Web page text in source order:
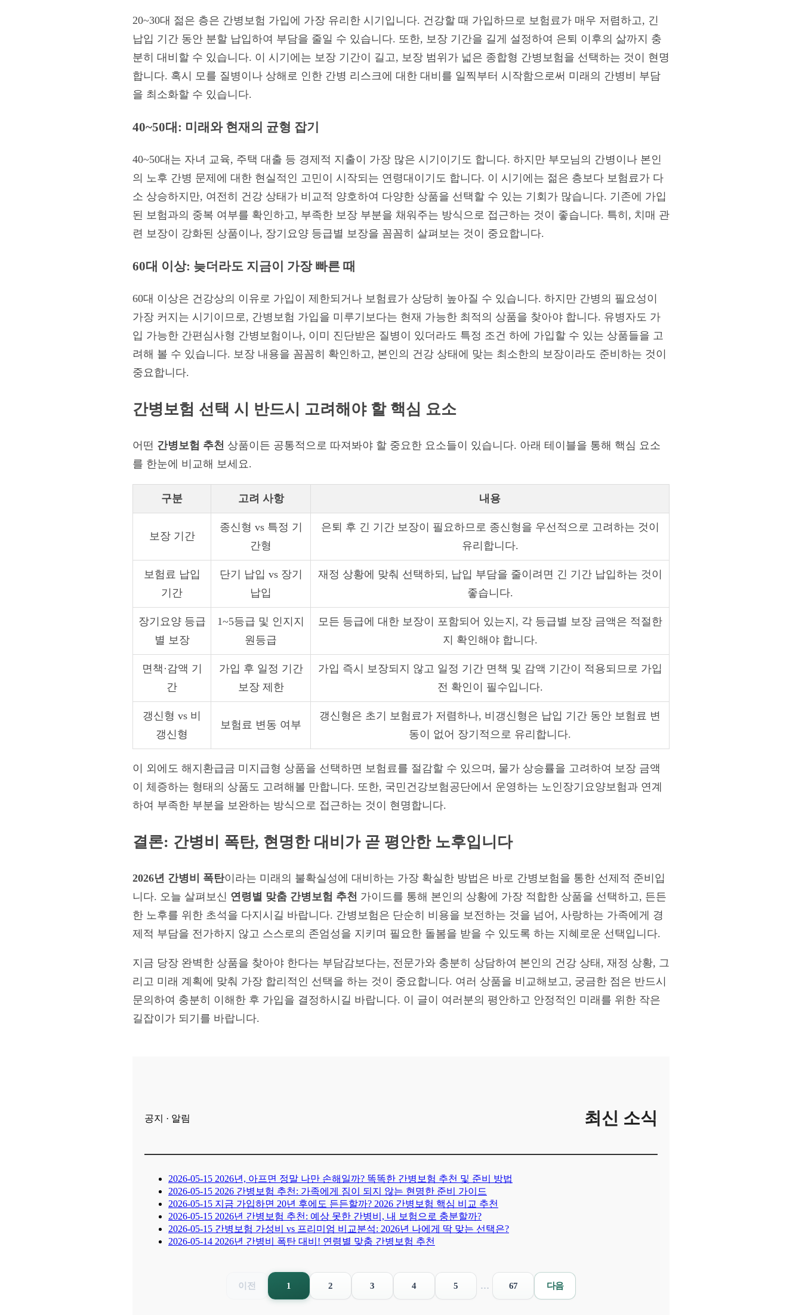
20~30대 젊은 층은 간병보험 가입에 가장 유리한 시기입니다. 건강할 때 가입하므로 보험료가 매우 저렴하고, 긴
납입 기간 동안 분할 납입하여 부담을 줄일 수 있습니다. 또한, 보장 기간을 길게 설정하여 은퇴 이후의 삶까지 충
분히 대비할 수 있습니다. 이 시기에는 보장 기간이 길고, 보장 범위가 넓은 종합형 간병보험을 선택하는 것이 현명
합니다. 혹시 모를 질병이나 상해로 인한 간병 리스크에 대한 대비를 일찍부터 시작함으로써 미래의 간병비 부담
을 최소화할 수 있습니다.
40~50대: 미래와 현재의 균형 잡기
40~50대는 자녀 교육, 주택 대출 등 경제적 지출이 가장 많은 시기이기도 합니다. 하지만 부모님의 간병이나 본인
의 노후 간병 문제에 대한 현실적인 고민이 시작되는 연령대이기도 합니다. 이 시기에는 젊은 층보다 보험료가 다
소 상승하지만, 여전히 건강 상태가 비교적 양호하여 다양한 상품을 선택할 수 있는 기회가 많습니다. 기존에 가입
된 보험과의 중복 여부를 확인하고, 부족한 보장 부분을 채워주는 방식으로 접근하는 것이 좋습니다. 특히, 치매 관
련 보장이 강화된 상품이나, 장기요양 등급별 보장을 꼼꼼히 살펴보는 것이 중요합니다.
60대 이상: 늦더라도 지금이 가장 빠른 때
60대 이상은 건강상의 이유로 가입이 제한되거나 보험료가 상당히 높아질 수 있습니다. 하지만 간병의 필요성이
가장 커지는 시기이므로, 간병보험 가입을 미루기보다는 현재 가능한 최적의 상품을 찾아야 합니다. 유병자도 가
입 가능한 간편심사형 간병보험이나, 이미 진단받은 질병이 있더라도 특정 조건 하에 가입할 수 있는 상품들을 고
려해 볼 수 있습니다. 보장 내용을 꼼꼼히 확인하고, 본인의 건강 상태에 맞는 최소한의 보장이라도 준비하는 것이
중요합니다.
간병보험 선택 시 반드시 고려해야 할 핵심 요소
어떤 간병보험 추천 상품이든 공통적으로 따져봐야 할 중요한 요소들이 있습니다. 아래 테이블을 통해 핵심 요소
를 한눈에 비교해 보세요.
구분 고려 사항 내용
보장 기간
종신형 vs 특정 기
간형
은퇴 후 긴 기간 보장이 필요하므로 종신형을 우선적으로 고려하는 것이
유리합니다.
보험료 납입
기간
단기 납입 vs 장기
납입
재정 상황에 맞춰 선택하되, 납입 부담을 줄이려면 긴 기간 납입하는 것이
좋습니다.
장기요양 등급
별 보장
1~5등급 및 인지지
원등급
모든 등급에 대한 보장이 포함되어 있는지, 각 등급별 보장 금액은 적절한
지 확인해야 합니다.
면책·감액 기
간
가입 후 일정 기간
보장 제한
가입 즉시 보장되지 않고 일정 기간 면책 및 감액 기간이 적용되므로 가입
전 확인이 필수입니다.
갱신형 vs 비
갱신형
보험료 변동 여부
갱신형은 초기 보험료가 저렴하나, 비갱신형은 납입 기간 동안 보험료 변
동이 없어 장기적으로 유리합니다.
이 외에도 해지환급금 미지급형 상품을 선택하면 보험료를 절감할 수 있으며, 물가 상승률을 고려하여 보장 금액
이 체증하는 형태의 상품도 고려해볼 만합니다. 또한, 국민건강보험공단에서 운영하는 노인장기요양보험과 연계
하여 부족한 부분을 보완하는 방식으로 접근하는 것이 현명합니다.
결론: 간병비 폭탄, 현명한 대비가 곧 평안한 노후입니다
2026년 간병비 폭탄이라는 미래의 불확실성에 대비하는 가장 확실한 방법은 바로 간병보험을 통한 선제적 준비입
니다. 오늘 살펴보신 연령별 맞춤 간병보험 추천 가이드를 통해 본인의 상황에 가장 적합한 상품을 선택하고, 든든
한 노후를 위한 초석을 다지시길 바랍니다. 간병보험은 단순히 비용을 보전하는 것을 넘어, 사랑하는 가족에게 경
제적 부담을 전가하지 않고 스스로의 존엄성을 지키며 필요한 돌봄을 받을 수 있도록 하는 지혜로운 선택입니다.
지금 당장 완벽한 상품을 찾아야 한다는 부담감보다는, 전문가와 충분히 상담하여 본인의 건강 상태, 재정 상황, 그
리고 미래 계획에 맞춰 가장 합리적인 선택을 하는 것이 중요합니다. 여러 상품을 비교해보고, 궁금한 점은 반드시
문의하여 충분히 이해한 후 가입을 결정하시길 바랍니다. 이 글이 여러분의 평안하고 안정적인 미래를 위한 작은
길잡이가 되기를 바랍니다.
공지 · 알림 최신 소식
2026-05-15 2026년, 아프면 정말 나만 손해일까? 똑똑한 간병보험 추천 및 준비 방법
2026-05-15 2026 간병보험 추천: 가족에게 짐이 되지 않는 현명한 준비 가이드
2026-05-15 지금 가입하면 20년 후에도 든든할까? 2026 간병보험 핵심 비교 추천
2026-05-15 2026년 간병보험 추천: 예상 못한 간병비, 내 보험으로 충분할까?
2026-05-15 간병보험 가성비 vs 프리미엄 비교분석: 2026년 나에게 딱 맞는 선택은?
2026-05-14 2026년 간병비 폭탄 대비! 연령별 맞춤 간병보험 추천
이전 1 2 3 4 5 … 67 다음